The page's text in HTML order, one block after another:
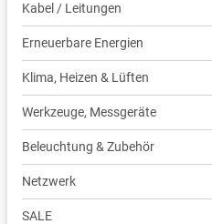
Kabel / Leitungen
Erneuerbare Energien
Klima, Heizen & Lüften
Werkzeuge, Messgeräte
Beleuchtung & Zubehör
Netzwerk
SALE